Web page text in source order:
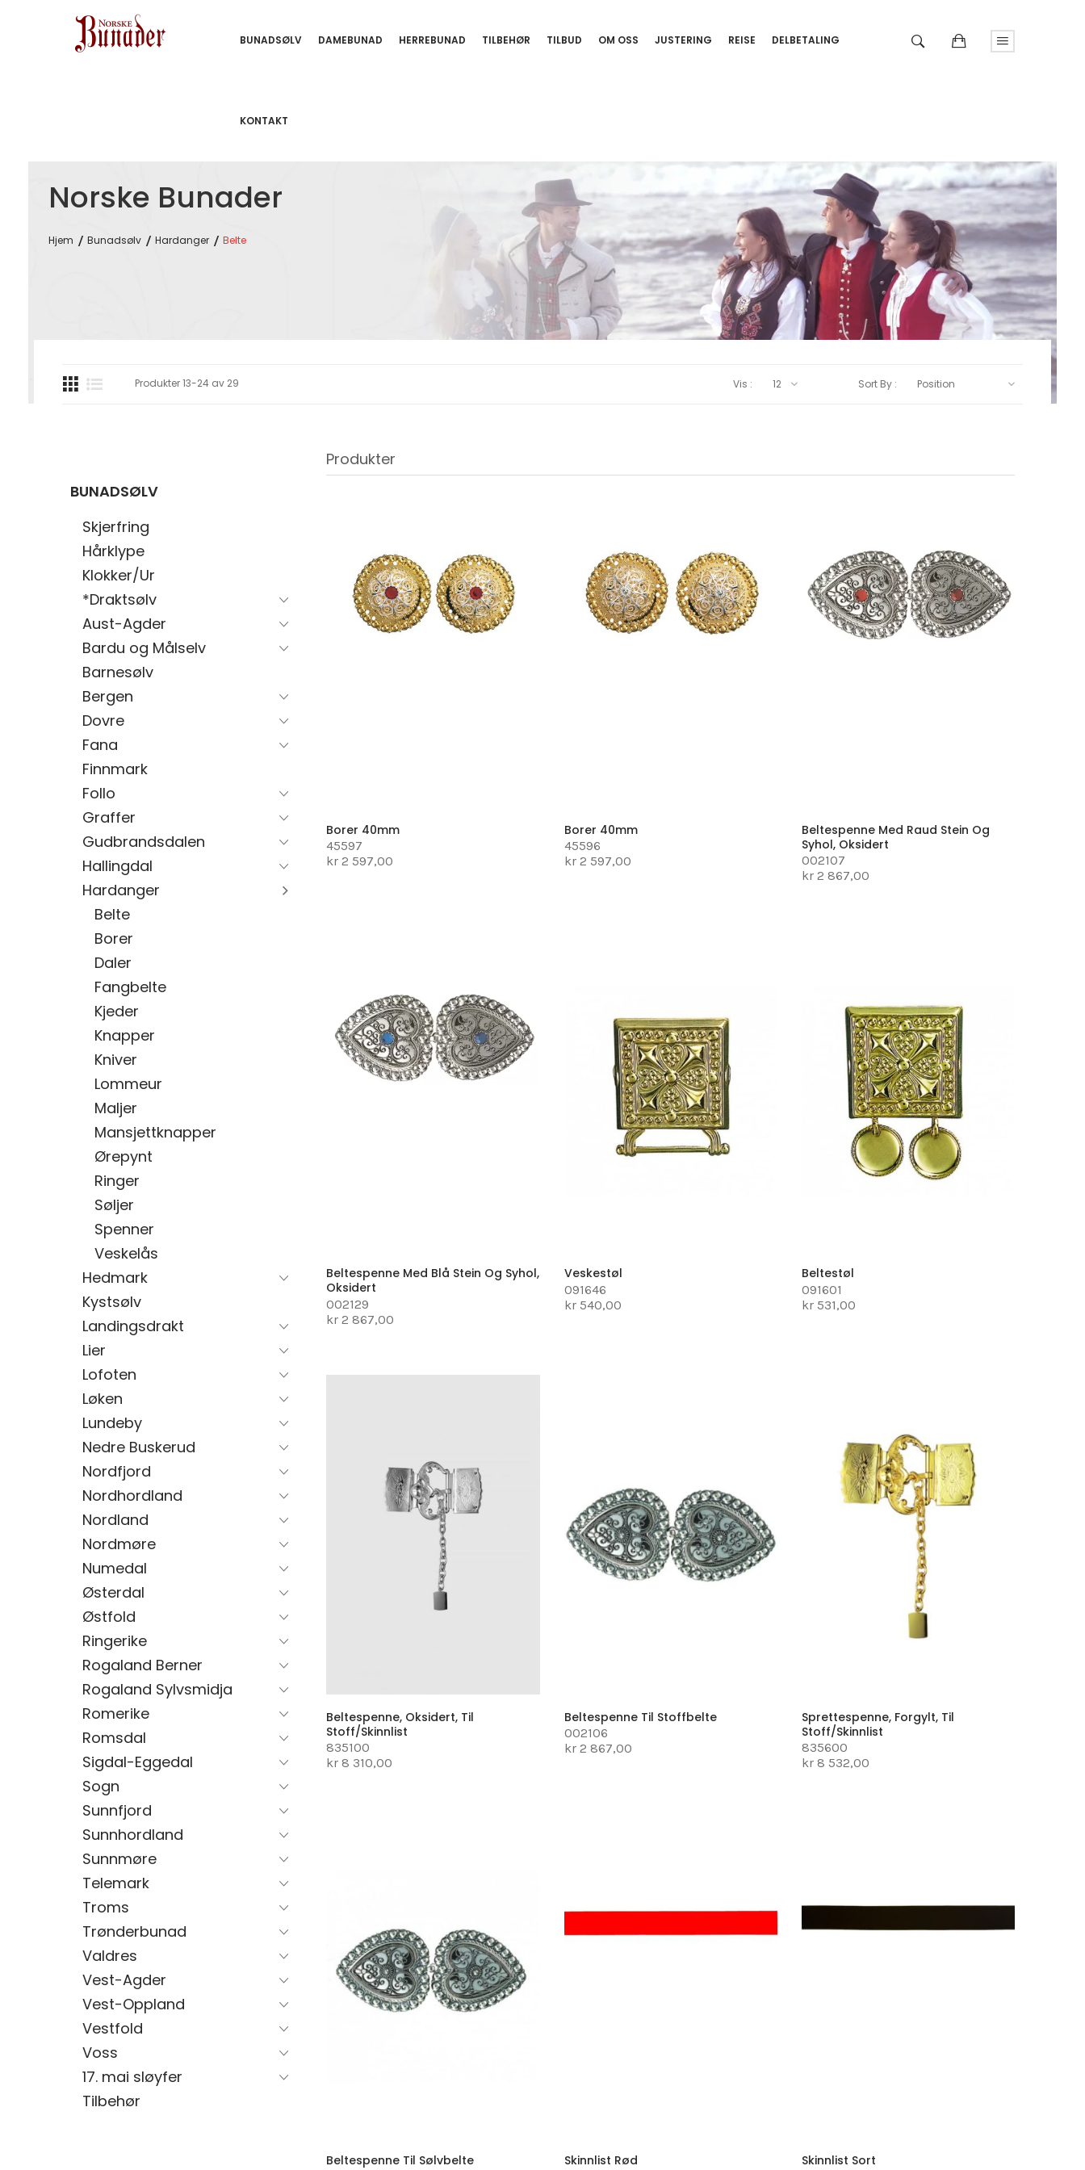
BUNADSØLV DAMEBUNAD HERREBUNAD TILBEHØR TILBUD OM OSS JUSTERING REISE DELBETALING
KONTAKT
Norske Bunader
Hjem Bunadsølv Hardanger Belte
BUNADSØLV
Skjerfring
Hårklype
Klokker/Ur
*Draktsølv
Aust-Agder
Bardu og Målselv
Barnesølv
Bergen
Dovre
Fana
Finnmark
Follo
Graffer
Gudbrandsdalen
Hallingdal
Hardanger
Belte
Borer
Daler
Fangbelte
Kjeder
Knapper
Kniver
Lommeur
Maljer
Mansjettknapper
Ørepynt
Ringer
Søljer
Spenner
Veskelås
Hedmark
Kystsølv
Landingsdrakt
Lier
Lofoten
Løken
Lundeby
Nedre Buskerud
Nordfjord
Nordhordland
Nordland
Nordmøre
Numedal
Østerdal
Østfold
Ringerike
Rogaland Berner
Rogaland Sylvsmidja
Romerike
Romsdal
Sigdal-Eggedal
Sogn
Sunnfjord
Sunnhordland
Sunnmøre
Telemark
Troms
Trønderbunad
Valdres
Vest-Agder
Vest-Oppland
Vestfold
Voss
17. mai sløyfer
Tilbehør
Produkter
Borer 40mm
45597
kr 2 597,00
Borer 40mm
45596
kr 2 597,00
Beltespenne Med Raud Stein Og
Syhol, Oksidert
002107
kr 2 867,00
Beltespenne Med Blå Stein Og Syhol,
Oksidert
002129
kr 2 867,00
Veskestøl
091646
kr 540,00
Beltestøl
091601
kr 531,00
Beltespenne, Oksidert, Til
Stoff/skinnlist
835100
kr 8 310,00
Beltespenne Til Stoffbelte
002106
kr 2 867,00
Sprettespenne, Forgylt, Til
Stoff/skinnlist
835600
kr 8 532,00
Beltespenne Til Sølvbelte Skinnlist Rød Skinnlist Sort
Produkter13-24 av 29 Vis : Sort By :